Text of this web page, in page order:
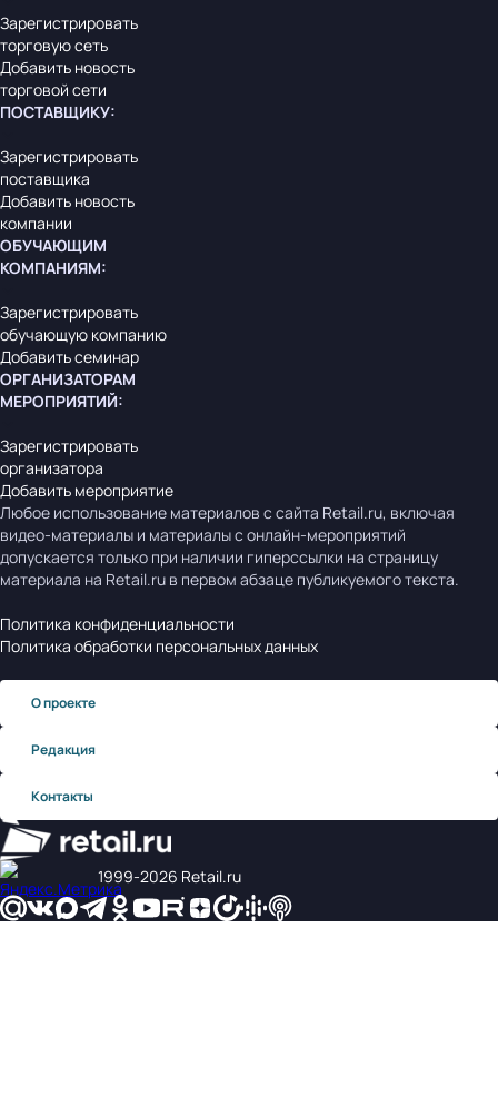
Зарегистрировать
торговую сеть
Добавить новость
торговой сети
ПОСТАВЩИКУ:
Зарегистрировать
поставщика
Добавить новость
компании
ОБУЧАЮЩИМ
КОМПАНИЯМ:
Зарегистрировать
обучающую компанию
Добавить семинар
ОРГАНИЗАТОРАМ
МЕРОПРИЯТИЙ:
Зарегистрировать
организатора
Добавить мероприятие
Любое использование материалов с сайта Retail.ru, включая
видео-материалы и материалы с онлайн-мероприятий
допускается только при наличии гиперссылки на страницу
материала на Retail.ru в первом абзаце публикуемого текста.
Политика конфиденциальности
Политика обработки персональных данных
О проекте
Редакция
Контакты
1999‑2026 Retail.ru